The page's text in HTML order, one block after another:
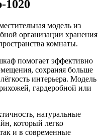
модель из
организации хранения
комнаты.
помогает эффективно
сохраняя больше
интерьера. Модель
гардеробной или
натуральные
который легко
и в современные